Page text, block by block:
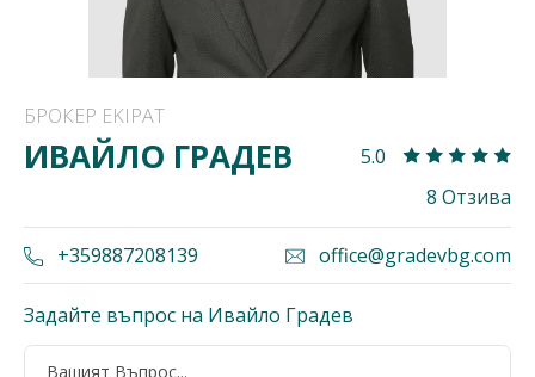
БРОКЕР EKIPAT
ИВАЙЛО ГРАДЕВ
5.0
8 Отзива
+359887208139 office@gradevbg.com
Задайте въпрос на Ивайло Градев